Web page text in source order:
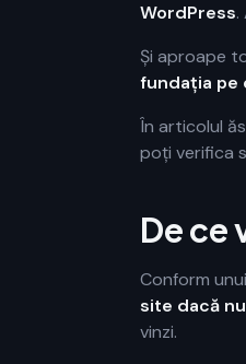
WordPress.
Și aproape
fundația pe
În articolul
poți verifica
De ce
Conform unui
site dacă
vinzi.